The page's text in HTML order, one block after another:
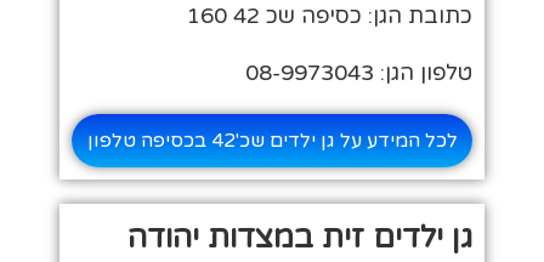
כתובת הגן: כסיפה שכ 42 160
טלפון הגן: 08-9973043
לכל המידע על גן ילדים שכ'42 בכסיפה טלפון
גן ילדים זית במצדות יהודה